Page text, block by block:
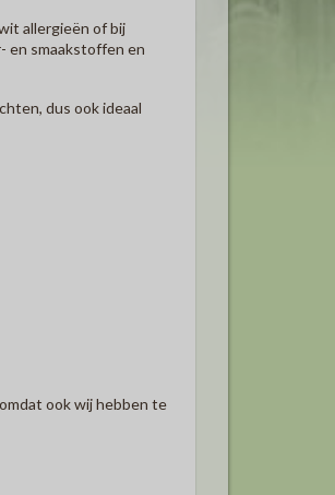
allergieën of bij
en smaakstoffen en
dus ook ideaal
ook wij hebben te